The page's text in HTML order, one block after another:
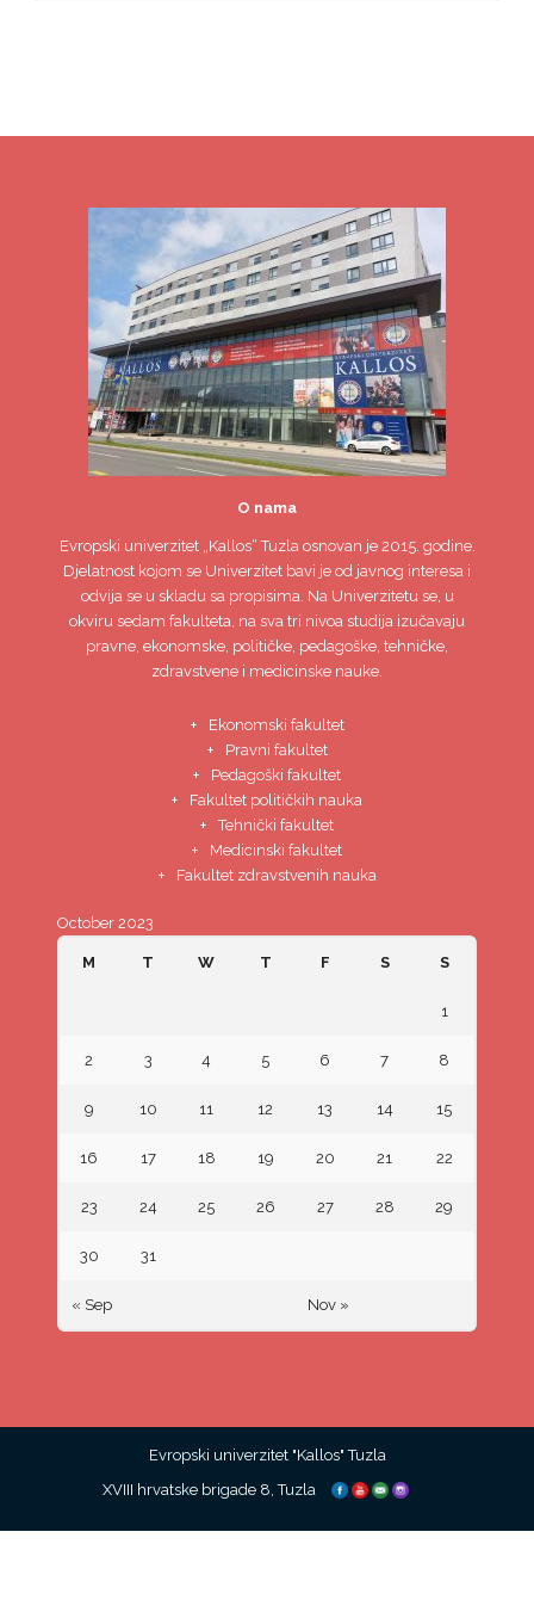
O nama
Evropski univerzitet„Kallos“ Tuzla osnovan je 2015. godine.
Djelatnost kojom se Univerzitet bavi je od javnog interesa i
odvija se u skladu sa propisima. Na Univerzitetu se, u
okviru sedam fakulteta, na sva tri nivoa studija izučavaju
pravne, ekonomske, političke, pedagoške, tehničke,
zdravstvene i medicinske nauke.
Ekonomski fakultet
Pravni fakultet
Pedagoški fakultet
Fakultet političkih nauka
Tehnički fakultet
Medicinski fakultet
Fakultet zdravstvenih nauka
October 2023
M T W T F S S
« Sep Nov »
1
2 3 4 5 6 7 8
9 10 11 12 13 14 15
16 17 18 19 20 21 22
23 24 25 26 27 28 29
30 31
Evropski univerzitet "Kallos" Tuzla
XVIII hrvatske brigade 8, Tuzla